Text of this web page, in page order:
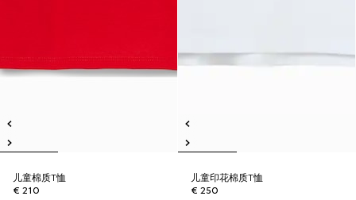
儿童棉质T恤
€ 210
儿童印花棉质T恤
€ 250